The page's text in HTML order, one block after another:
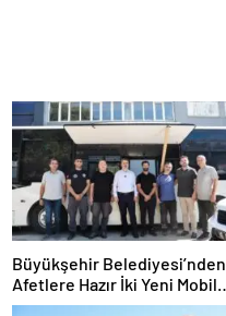
Büyükşehir Belediyesi’nden
Afetlere Hazır İki Yeni Mobil
Araç